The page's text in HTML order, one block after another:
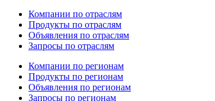
Компании по отраслям
Продукты по отраслям
Объявления по отраслям
Запросы по отраслям
Компании по регионам
Продукты по регионам
Объявления по регионам
Запросы по регионам